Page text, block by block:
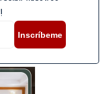
Inscríbeme